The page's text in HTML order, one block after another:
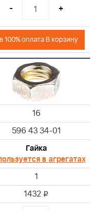
- +
100% оплата В корзину
16
596 43 34-01
Гайка
в агрегатах
1
1432 i